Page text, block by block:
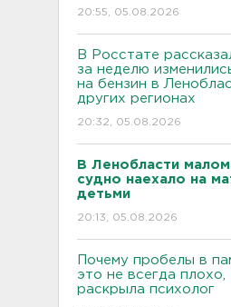
20:55, 05.08.2026
В Росстате
за неделю
на бензин в
других регионах
20:32, 05.08.2026
В Ленобласти
судно наехало на
детьми
20:13, 05.08.2026
Почему пробелы в
это не всегда плохо,
раскрыла психолог